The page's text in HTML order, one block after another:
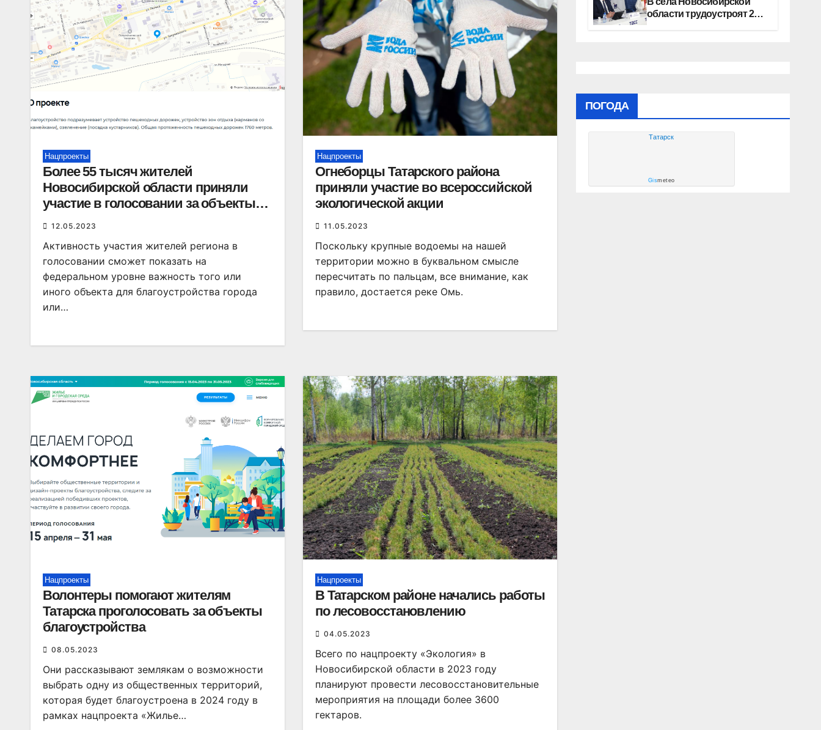
Нацпроекты
Более 55 тысяч жителей
Новосибирской области приняли
участие в голосовании за объекты
благоустройства
12.05.2023
Активность участия жителей региона в
голосовании сможет показать на
федеральном уровне важность того или
иного объекта для благоустройства города
или…
Нацпроекты
Огнеборцы Татарского района
приняли участие во всероссийской
экологической акции
11.05.2023
Поскольку крупные водоемы на нашей
территории можно в буквальном смысле
пересчитать по пальцам, все внимание, как
правило, достается реке Омь.
Нацпроекты
Волонтеры помогают жителям
Татарска проголосовать за объекты
благоустройства
08.05.2023
Они рассказывают землякам о возможности
выбрать одну из общественных территорий,
которая будет благоустроена в 2024 году в
рамках нацпроекта «Жилье…
Нацпроекты
В Татарском районе начались работы
по лесовосстановлению
04.05.2023
Всего по нацпроекту «Экология» в
Новосибирской области в 2023 году
планируют провести лесовосстановительные
мероприятия на площади более 3600
гектаров.
области трудоустроят 20
работников культуры
ПОГОДА
Татарск
Gismeteo